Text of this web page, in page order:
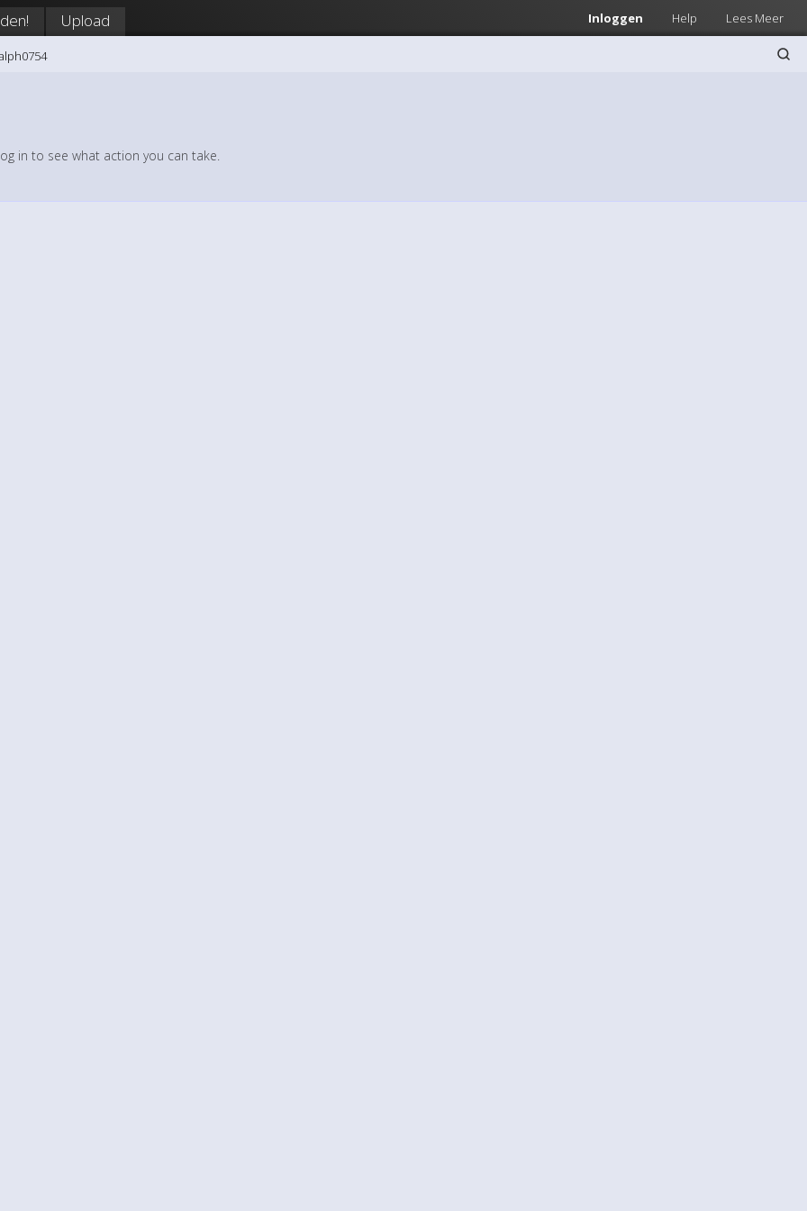
Inloggen Help Lees Meer
Upload
in to see what action you can take.